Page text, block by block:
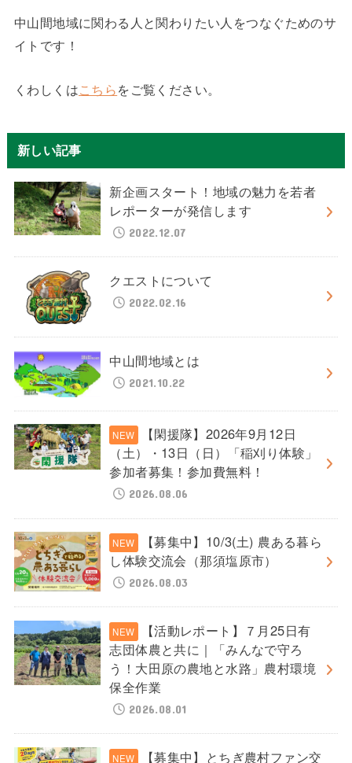
中山間地域に関わる人と関わりたい人をつなぐためのサ
イトです！
くわしくはこちらをご覧ください。
新しい記事
新企画スタート！地域の魅力を若者
レポーターが発信します
2022.12.07
クエストについて
2022.02.16
中山間地域とは
2021.10.22
【閑援隊】2026年9月12日
（土）・13日（日）「稲刈り体験」
参加者募集！参加費無料！
2026.08.06
【募集中】10/3(土) 農ある暮ら
し体験交流会（那須塩原市）
2026.08.03
【活動レポート】７月25日有
志団体農と共に｜「みんなで守ろ
う！大田原の農地と水路」農村環境
保全作業
2026.08.01
【募集中】とちぎ農村ファン交